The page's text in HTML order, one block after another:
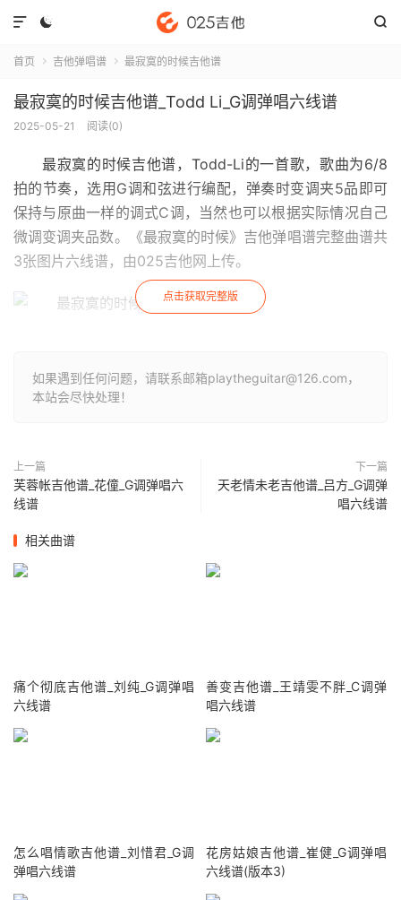
 

首页  吉他弹唱谱  最寂寞的时候吉他谱
最寂寞的时候吉他谱_Todd Li_G调弹唱六线谱
2025-05-21 阅读(0)
最寂寞的时候吉他谱，Todd-Li的一首歌，歌曲为6/8
拍的节奏，选用G调和弦进行编配，弹奏时变调夹5品即可
保持与原曲一样的调式C调，当然也可以根据实际情况自己
微调变调夹品数。《最寂寞的时候》吉他弹唱谱完整曲谱共
3张图片六线谱，由025吉他网上传。
点击获取完整版
如果遇到任何问题，请联系邮箱playtheguitar@126.com，
本站会尽快处理！
上一篇
芙蓉帐吉他谱_花僮_G调弹唱六
线谱
下一篇
天老情未老吉他谱_吕方_G调弹
唱六线谱
相关曲谱
痛个彻底吉他谱_刘纯_G调弹唱
六线谱
善变吉他谱_王靖雯不胖_C调弹
唱六线谱
怎么唱情歌吉他谱_刘惜君_G调
弹唱六线谱
花房姑娘吉他谱_崔健_G调弹唱
六线谱(版本3)